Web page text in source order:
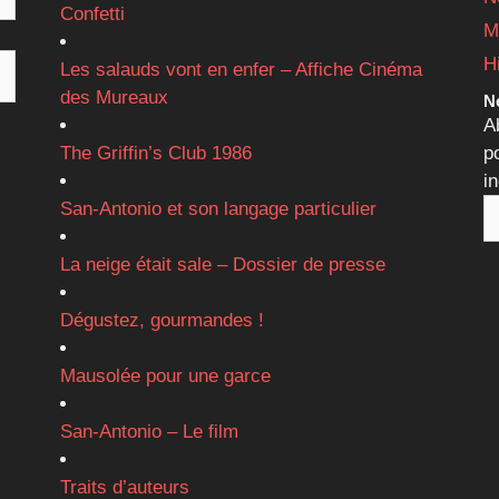
Confetti
Les salauds vont en enfer – Affiche Cinéma
des Mureaux
The Griffin’s Club 1986
San-Antonio et son langage particulier
La neige était sale – Dossier de presse
Dégustez, gourmandes !
Mausolée pour une garce
San-Antonio – Le film
Traits d’auteurs